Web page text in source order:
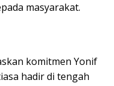
masyarakat.
komitmen Yonif
hadir di tengah